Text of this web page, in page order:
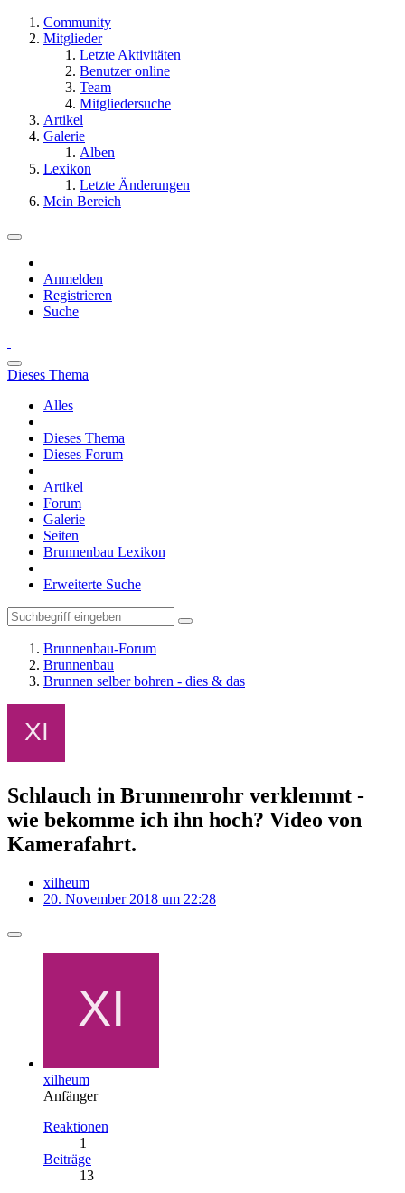
Community
Mitglieder
Letzte Aktivitäten
Benutzer online
Team
Mitgliedersuche
Artikel
Galerie
Alben
Lexikon
Letzte Änderungen
Mein Bereich
Anmelden
Registrieren
Suche
Dieses Thema
Alles
Dieses Thema
Dieses Forum
Artikel
Forum
Galerie
Seiten
Brunnenbau Lexikon
Erweiterte Suche
Brunnenbau-Forum
Brunnenbau
Brunnen selber bohren - dies & das
Schlauch in Brunnenrohr verklemmt -
wie bekomme ich ihn hoch? Video von
Kamerafahrt.
xilheum
20. November 2018 um 22:28
xilheum
Anfänger
Reaktionen
1
Beiträge
13